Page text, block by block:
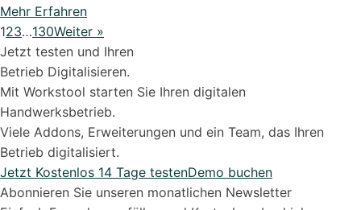
Mehr Erfahren
123…130Weiter »
Jetzt testen und Ihren
Betrieb Digitalisieren.
Mit Workstool starten Sie Ihren digitalen
Handwerksbetrieb.
Viele Addons, Erweiterungen und ein Team, das Ihren
Betrieb digitalisiert.
Jetzt Kostenlos 14 Tage testenDemo buchen
Abonnieren Sie unseren monatlichen Newsletter